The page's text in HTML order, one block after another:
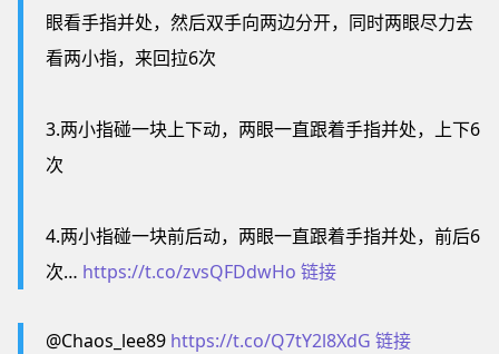
眼看手指并处，然后双手向两边分开，同时两眼尽力去
看两小指，来回拉6次
3.两小指碰一块上下动，两眼一直跟着手指并处，上下6
次
4.两小指碰一块前后动，两眼一直跟着手指并处，前后6
次… https://t.co/zvsQFDdwHo 链接
@Chaos_lee89 https://t.co/Q7tY2l8XdG 链接